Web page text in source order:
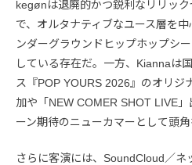
kegønは退廃的かつ鋭利なリリッ
で、オルタナティブなユース層を
ンダーグラウンドヒップホップシ
している存在だ。一方、Kiannaは
ス『POP YOURS 2026』のオリジ
加や「NEW COMER SHOT LIVE
ーン期待のニューカマーとして頭角
さらに客演には、SoundCloud／ネ